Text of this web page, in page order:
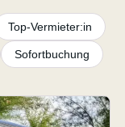
Top-Vermieter:in
Sofortbuchung